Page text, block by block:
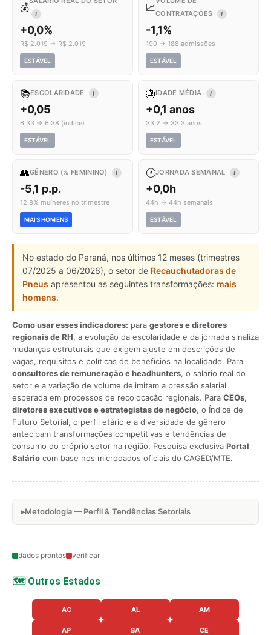
💰
I
+0,0%
R$ 2.019 → R$ 2.019
ESTÁVEL
📈CONTRATAÇÕES
I
-1,1%
190 → 188 admissões
ESTÁVEL
📚ESCOLARIDADE I
+0,05
6,33 → 6,38 (índice)
ESTÁVEL
🎂IDADE MÉDIA I
+0,1 anos
33,2 → 33,3 anos
ESTÁVEL
👥GÊNERO (% FEMININO) I
-5,1 p.p.
12,8% mulheres no trimestre
MAIS HOMENS
🕐JORNADA SEMANAL I
+0,0h
44h → 44h semanais
ESTÁVEL
No estado do Paraná, nos últimos 12 meses (trimestres
07/2025 a 06/2026), o setor de Recauchutadoras de
Pneus apresentou as seguintes transformações: mais
homens.
Como usar esses indicadores: para gestores e diretores
regionais de RH, a evolução da escolaridade e da jornada sinaliza
mudanças estruturais que exigem ajuste em descrições de
vagas, requisitos e políticas de benefícios na localidade. Para
consultores de remuneração e headhunters, o salário real do
setor e a variação de volume delimitam a pressão salarial
esperada em processos de recolocação regionais. Para CEOs,
diretores executivos e estrategistas de negócio, o Índice de
Futuro Setorial, o perfil etário e a diversidade de gênero
antecipam transformações competitivas e tendências de
consumo do próprio setor na região. Pesquisa exclusiva Portal
Salário com base nos microdados oficiais do CAGED/MTE.
Metodologia — Perfil & Tendências Setoriais
dados prontos verificar
🗺️ Outros Estados
AC AL AM
AP BA CE